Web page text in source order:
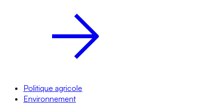
Politique agricole
Environnement